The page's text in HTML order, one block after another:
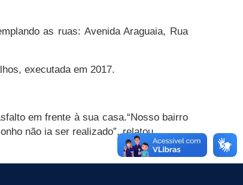
as ruas: Avenida Araguaia, Rua
executada em 2017.
em frente à sua casa.“Nosso bairro
não ia ser realizado”, relatou.